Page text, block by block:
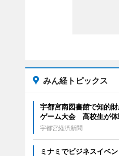
みん経トピックス
宇都宮南図書館で知的
ゲーム大会 高校生が体
宇都宮経済新聞
ミナミでビジネスイベ